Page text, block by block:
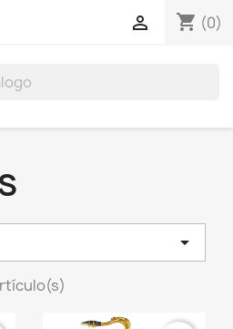
shopping_cart (0)

